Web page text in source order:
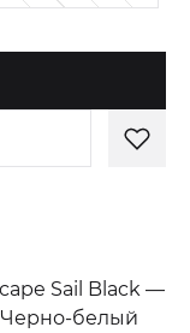
Sail Black —
Черно-белый